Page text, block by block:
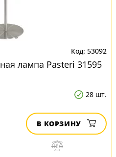
53092
лампа Pasteri 31595
28 шт.
В КОРЗИНУ